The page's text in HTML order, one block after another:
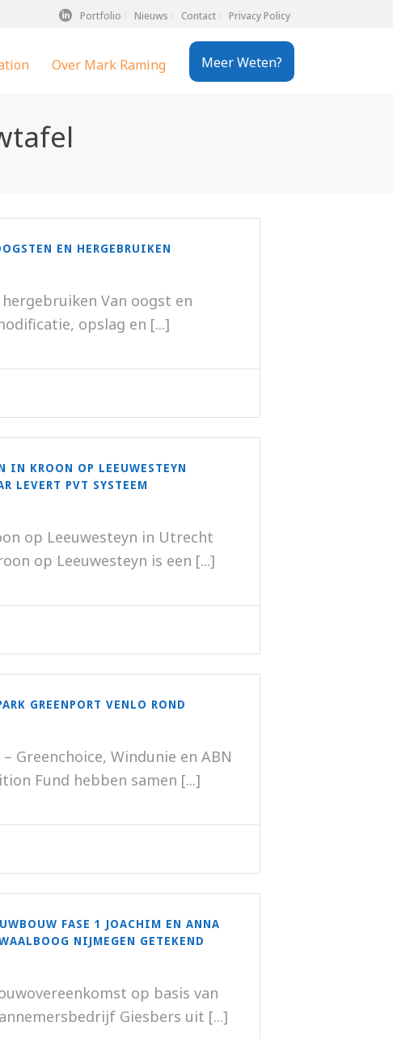
Portfolio Nieuws Contact Privacy Policy
Over Mark Raming Meer Weten?
EN HERGEBRUIKEN
Van oogst en
opslag en [...]
IN KROON OP LEEUWESTEYN
LEVERT PVT SYSTEEM
op Leeuwesteyn in Utrecht
op Leeuwesteyn is een [...]
GREENPORT VENLO ROND
Greenchoice, Windunie en ABN
Fund hebben samen [...]
FASE 1 JOACHIM EN ANNA
NIJMEGEN GETEKEND
op basis van
Giesbers uit [...]